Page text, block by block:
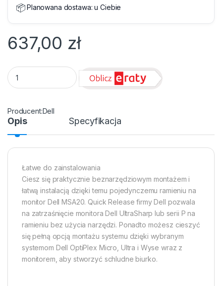
📦Planowana dostawa:u Ciebie
637,00 zł
Uchwyt do mocowania LCD Dell MSA20 - biurkowy,
Dell
Opis Specyfikacja
Łatwe do zainstalowania
Ciesz się praktycznie beznarzędziowym montażem i
łatwą instalacją dzięki temu pojedynczemu ramieniu na
monitor Dell MSA20. Quick Release firmy Dell pozwala
na zatrzaśnięcie monitora Dell UltraSharp lub serii P na
ramieniu bez użycia narzędzi. Ponadto możesz cieszyć
się pełną opcją montażu systemu dzięki wybranym
systemom Dell OptiPlex Micro, Ultra i Wyse wraz z
monitorem, aby stworzyć schludne biurko.